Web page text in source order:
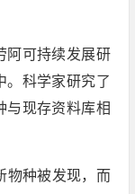
阿可持续发展研
。科学家研究了
与现存资料库相
物种被发现，而